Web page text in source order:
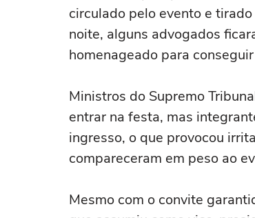
circulado pelo evento e
noite, alguns advogados
homenageado para
Ministros do Supremo
entrar na festa, mas
ingresso, o que provocou
compareceram em peso ao
Mesmo com o convite